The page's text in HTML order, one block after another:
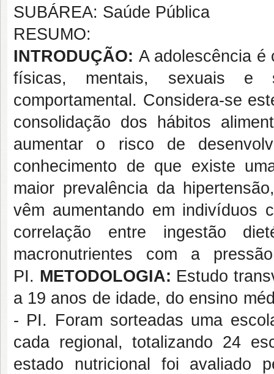
SUBÁREA: Saúde Pública
RESUMO:
INTRODUÇÃO: A adolescência é
físicas, mentais, sexuais e
comportamental. Considera-se
consolidação dos hábitos
aumentar o risco de
conhecimento de que existe
maior prevalência da
vêm aumentando em indivíduos
correlação entre ingestão
macronutrientes com a
PI. METODOLOGIA: Estudo
a 19 anos de idade, do ensino
- PI. Foram sorteadas uma
cada regional, totalizando 24
estado nutricional foi avaliado